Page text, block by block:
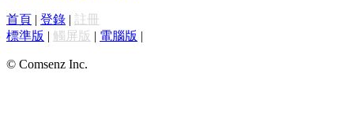
首頁 | 登錄 | 註冊
標準版 | 觸屏版 | 電腦版 |
© Comsenz Inc.